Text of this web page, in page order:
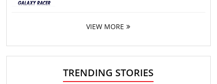
VIEW MORE
TRENDING STORIES